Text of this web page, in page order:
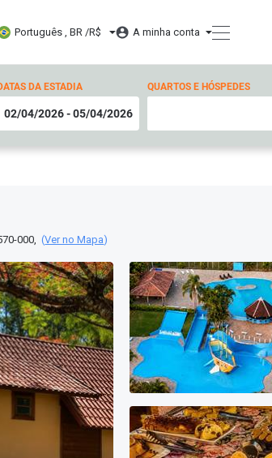
Português , BR /R$ A minha conta
DA ESTADIA QUARTOS E HÓSPEDES
000, (Ver no Mapa)